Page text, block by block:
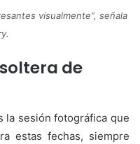
visualmente”, señala
de
la sesión fotográfica que
estas fechas, siempre